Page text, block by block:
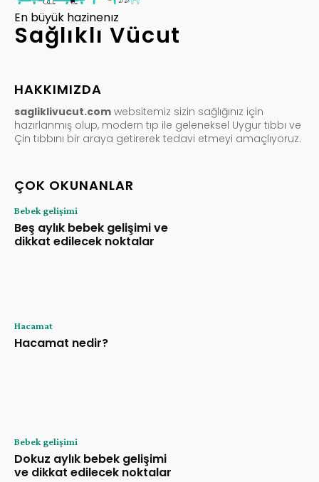
En büyük hazinenız
Sağlıklı Vücut
HAKKIMIZDA
sagliklivucut.com websitemiz sizin sağlığınız için
hazırlanmış olup, modern tıp ile geleneksel Uygur tıbbı ve
Çin tıbbını bir araya getirerek tedavi etmeyi amaçlıyoruz.
ÇOK OKUNANLAR
Bebek gelişimi
Beş aylık bebek gelişimi ve
dikkat edilecek noktalar
Hacamat
Hacamat nedir?
Bebek gelişimi
Dokuz aylık bebek gelişimi
ve dikkat edilecek noktalar